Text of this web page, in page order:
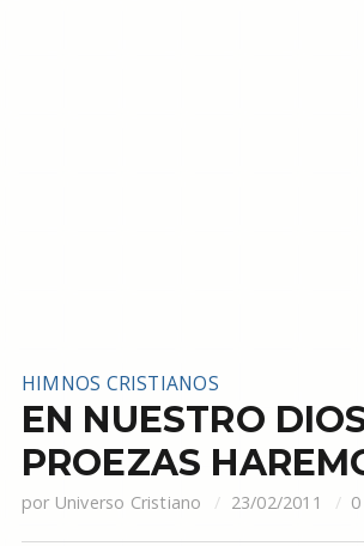
HIMNOS CRISTIANOS
EN NUESTRO
PROEZAS
por Universo Cristiano 23/02/2011